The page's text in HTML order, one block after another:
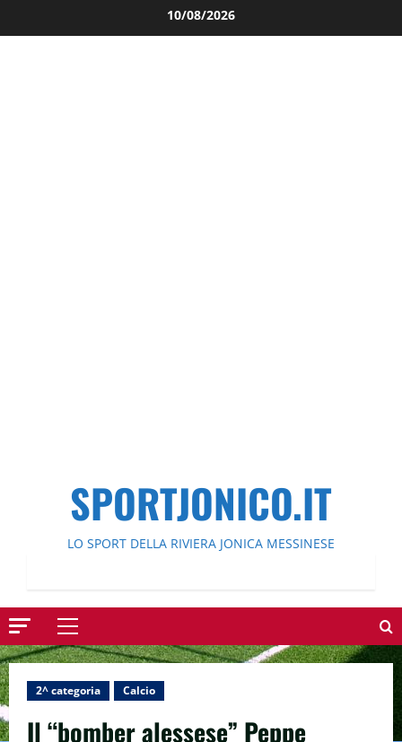
al
10/08/2026
SPORTJONICO.IT
LO SPORT DELLA RIVIERA JONICA MESSINESE
Menu
principale
2^ categoria Calcio
Il “bomber alessese” Peppe